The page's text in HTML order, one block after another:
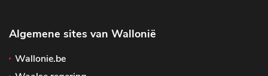
Algemene sites van Wallonië
Wallonie.be